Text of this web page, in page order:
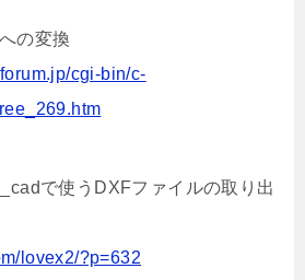
の変換
cgi-bin/c-
で使うDXFファイルの取り出
lovex2/?p=632